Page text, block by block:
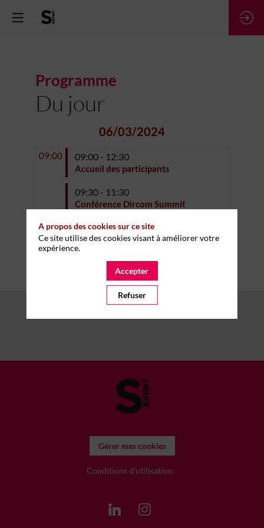
Programme
Du jour
06/03/2024
09:00 09:00 - 12:30
Accueil des participants
09:30 - 11:30
Conférence Dircom Summit
11:30 11:30 - 13:00
Networking
Gérer mes cookies
Conditions d'utilisation
A propos des cookies sur ce site
Ce site utilise des cookies visant à améliorer votre
expérience.
Accepter
Refuser